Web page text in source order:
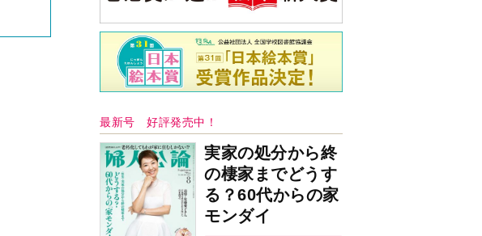
最新号 好評発売中！
実家の処分から終
の棲家までどうす
る？60代からの家
モンダイ